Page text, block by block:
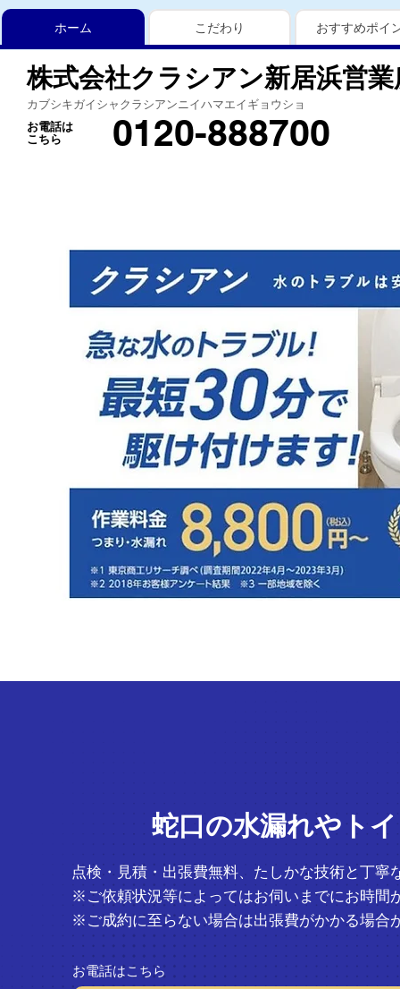
ホーム こだわり おすすめポイ
株式会社クラシアン新居浜営業
カブシキガイシャクラシアンニイハマエイギョウショ
お電話は
こちら
0120-888700
蛇口の水漏れやト
点検・見積・出張費無料、たしかな技術と丁
※ご依頼状況等によってはお伺いまでにお時間
※ご成約に至らない場合は出張費がかかる場合
お電話はこちら